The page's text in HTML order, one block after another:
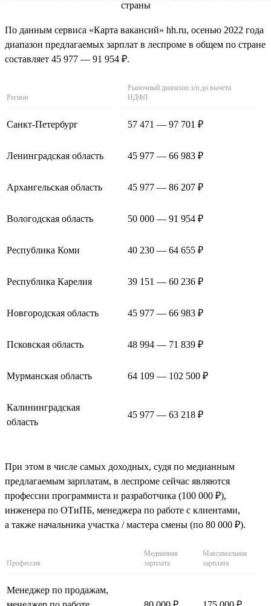
По данным сервиса «Карта вакансий» hh.ru, осенью 2022 года
диапазон предлагаемых зарплат в леспроме в общем по стране
составляет 45 977 — 91 954 ₽.
Регион
Рыночный диапазон з/п до вычета
НДФЛ
Санкт-Петербург 57 471 — 97 701 ₽
Ленинградская область 45 977 — 66 983 ₽
Архангельская область 45 977 — 86 207 ₽
Вологодская область 50 000 — 91 954 ₽
Республика Коми 40 230 — 64 655 ₽
Республика Карелия 39 151 — 60 236 ₽
Новгородская область 45 977 — 66 983 ₽
Псковская область 48 994 — 71 839 ₽
Мурманская область 64 109 — 102 500 ₽
Калининградская
область
45 977 — 63 218 ₽
При этом в числе самых доходных, судя по медианным
предлагаемым зарплатам, в леспроме сейчас являются
профессии программиста и разработчика (100 000 ₽),
инженера по ОТиПБ, менеджера по работе с клиентами,
а также начальника участка / мастера смены (по 80 000 ₽).
Профессия
Медианная
зарплата
Максимальная
зарплата
Менеджер по продажам,